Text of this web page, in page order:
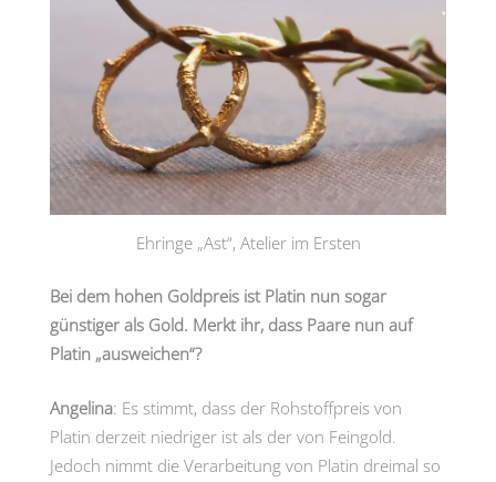
Ehringe „Ast“, Atelier im Ersten
Bei dem hohen Goldpreis ist Platin nun sogar
günstiger als Gold. Merkt ihr, dass Paare nun auf
Platin „ausweichen“?
Angelina: Es stimmt, dass der Rohstoffpreis von
Platin derzeit niedriger ist als der von Feingold.
Jedoch nimmt die Verarbeitung von Platin dreimal so